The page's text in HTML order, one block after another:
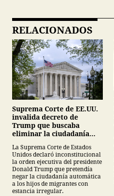
RELACIONADOS
Suprema Corte de EE.UU.
invalida decreto de
Trump que buscaba
eliminar la ciudadanía
La Suprema Corte de Estados
Unidos declaró inconstitucional
la orden ejecutiva del presidente
Donald Trump que pretendía
negar la ciudadanía automática
a los hijos de migrantes con
estancia irregular.